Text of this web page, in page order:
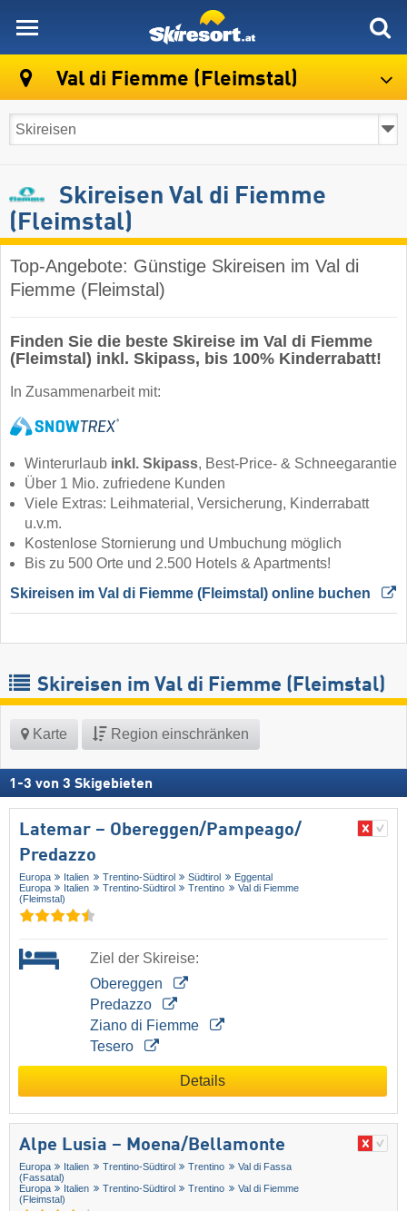
Val di Fiemme (Fleimstal)
Skireisen Val di Fiemme
(Fleimstal)
Top-Angebote: Günstige Skireisen im Val di
Fiemme (Fleimstal)
Finden Sie die beste Skireise im Val di Fiemme
(Fleimstal) inkl. Skipass, bis 100% Kinderrabatt!
In Zusammenarbeit mit:
Winterurlaub inkl. Skipass, Best-Price- & Schneegarantie
Über 1 Mio. zufriedene Kunden
Viele Extras: Leihmaterial, Versicherung, Kinderrabatt
u.v.m.
Kostenlose Stornierung und Umbuchung möglich
Bis zu 500 Orte und 2.500 Hotels & Apartments!
Skireisen im Val di Fiemme (Fleimstal) online buchen
Skireisen im Val di Fiemme (Fleimstal)
Karte Region einschränken
1 -3 von 3 Skigebieten
Latemar – Obereggen/​Pampeago/​
Predazzo
Europa Italien Trentino-Südtirol Südtirol
Eggental
Europa
Italien Trentino-Südtirol Trentino
Val di Fiemme
(Fleimstal)
Ziel der Skireise:
Obereggen
Predazzo
Ziano di Fiemme
Tesero
Details
Alpe Lusia – Moena/​Bellamonte
Europa Italien Trentino-Südtirol Trentino
Val di Fassa
(Fassatal)
Europa
Italien Trentino-Südtirol Trentino
Val di Fiemme
(Fleimstal)